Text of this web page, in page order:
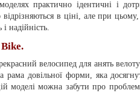
практично ідентичні і
в ціні, але при
надійність.
велосипед для анять
рама довільної форми, яка
моделі можна забути про